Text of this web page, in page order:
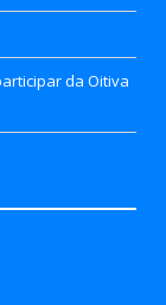
da Oitiva